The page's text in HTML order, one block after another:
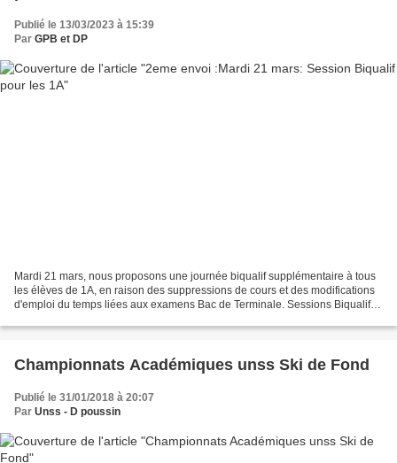
Publié le 13/03/2023 à 15:39
Par GPB et DP
Mardi 21 mars, nous proposons une journée biqualif supplémentaire à tous
les élèves de 1A, en raison des suppressions de cours et des modifications
d'emploi du temps liées aux examens Bac de Terminale. Sessions Biqualif
Championnats Académiques unss Ski de Fond
Publié le 31/01/2018 à 20:07
Par Unss - D poussin